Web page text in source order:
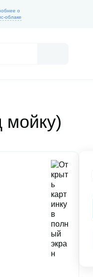
о
облаке
мойку)